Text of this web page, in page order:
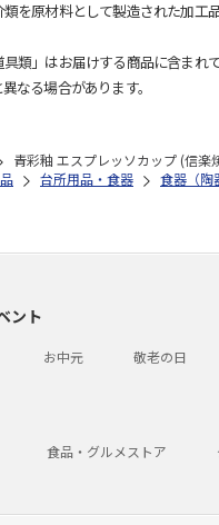
を原材料として製造された加工
類」はお届けする商品に含まれて
なる場合があります。
青彩釉 エスプレッソカップ (信楽
台所用品・食器 食器（陶
ント
お中元 敬老の日
食品・グルメストア